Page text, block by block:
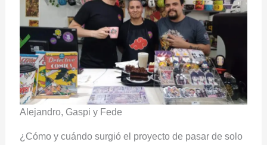
Alejandro, Gaspi y Fede
¿Cómo y cuándo surgió el proyecto de pasar de solo